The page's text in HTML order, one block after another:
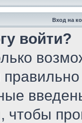
Вход на
войти?
чтобы